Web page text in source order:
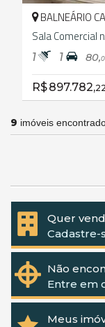
BALNEÁRIO
Sala Comercial
1 1 80,0
R$ 897.782,22
9 imóveis
Quer
Cadastre-
Não
Entre em
Meus